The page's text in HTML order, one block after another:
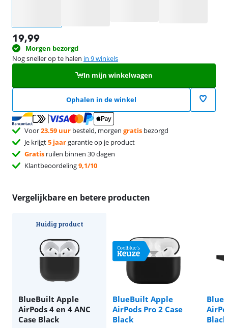
19,99
Morgen bezorgd
Nog sneller op te halen in 9 winkels
In mijn winkelwagen
Ophalen in de winkel
Voor23.59 uur besteld, morgen gratis bezorgd
Je krijgt5 jaargarantie op je product
Gratis ruilen binnen 30 dagen
Klantbeoordeling9,1/10
Vergelijkbare en betere producten
Huidig product
BlueBuilt Apple
AirPods 4 en 4 ANC
Case Black
BlueBuilt Apple
AirPods Pro 2 Case
Black
Black